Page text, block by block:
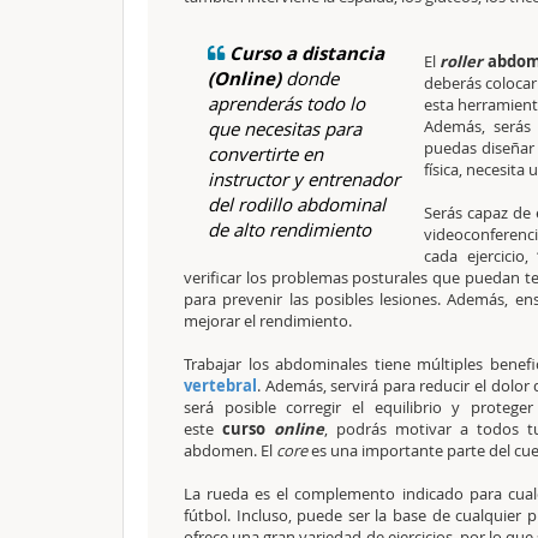
Curso a distancia
(Online)donde
aprenderás todo lo
que necesitas para
convertirte en
instructor y entrenador
del rodillo abdominal
de alto rendimiento
El roller
deberás
esta
Además,
puedas
física, necesita
Serás capaz
cada ejercicio,
verificar los problemas posturales que puedan
para prevenir las posibles lesiones. Además,
mejorar el rendimiento.
Trabajar los abdominales tiene múltiples
vertebral. Además, servirá para reducir el
será posible corregir el equilibrio y
estecurso online, podrás motivar a todos
abdomen. El corees una importante parte del
La rueda es el complemento indicado para
fútbol. Incluso, puede ser la base de cualquier